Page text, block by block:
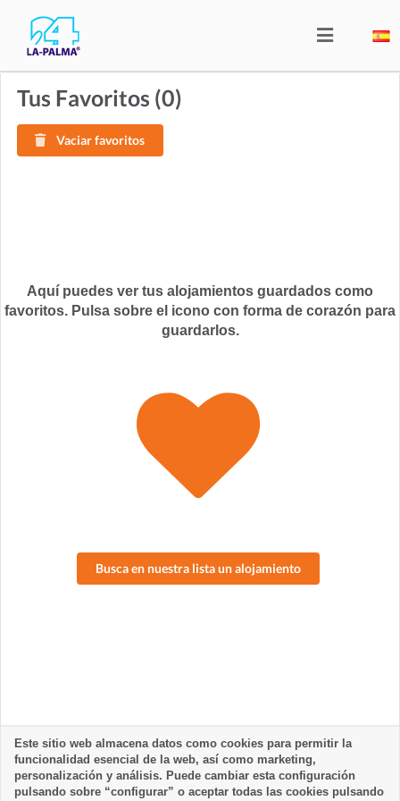
Tus Favoritos (0)
Vaciar favoritos
Aquí puedes ver tus alojamientos guardados como
favoritos. Pulsa sobre el icono con forma de corazón para
guardarlos.
Busca en nuestra lista un alojamiento
Este sitio web almacena datos como cookies para permitir la
funcionalidad esencial de la web, así como marketing,
personalización y análisis. Puede cambiar esta configuración
pulsando sobre “configurar” o aceptar todas las cookies pulsando